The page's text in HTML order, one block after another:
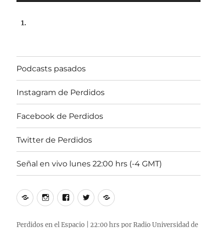
Podcasts pasados
Instagram de Perdidos
Facebook de Perdidos
Twitter de Perdidos
Señal en vivo lunes 22:00 hrs (-4 GMT)
PodcastsInstagram
Perdidos
Facebook
Perdidos
Twitter
Perdidos
Señal
vivo
Perdidos en el Espacio | 22:00 hrs por Radio Universidad de